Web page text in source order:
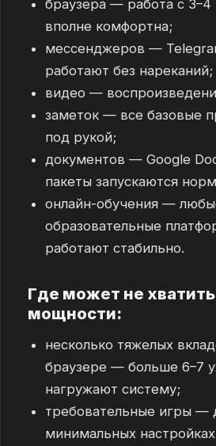
браузера — работа с 3–4
вполне комфортна;
мессенджеров —
работают без нареканий;
видео —
заметок — все базовые
под рукой;
документов — Google
пакеты запускаются
онлайн-обучения —
образовательные
работают стабильно.
Где может не хватить
мощности:
несколько тяжелых
браузере — больше 6–7
нагружают систему;
требовательные игры —
минимальных